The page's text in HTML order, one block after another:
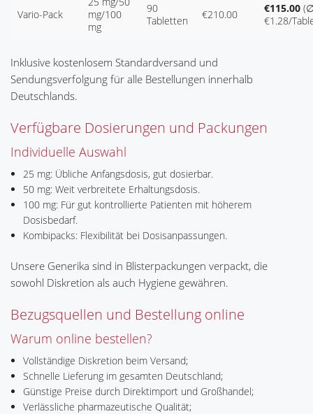
Vario-Pack
mg/100
mg
90
Tabletten
€210.00 €115.00
€1.28/
Inklusive kostenlosem Standardversand und
Sendungsverfolgung für alle Bestellungen innerhalb
Deutschlands.
Verfügbare Dosierungen und Packungen
Individuelle Auswahl
25 mg: Übliche Anfangsdosis, gut dosierbar.
50 mg: Weit verbreitete Erhaltungsdosis.
100 mg: Für gut kontrollierte Patienten mit höherem
Dosisbedarf.
Kombipacks: Flexibilität bei Dosisanpassungen.
Unsere Generika sind in Blisterpackungen verpackt, die
sowohl Diskretion als auch Hygiene gewähren.
Bezugsquellen und Bestellung online
Warum online bestellen?
Vollständige Diskretion beim Versand;
Schnelle Lieferung im gesamten Deutschland;
Günstige Preise durch Direktimport und Großhandel;
Verlässliche pharmazeutische Qualität;